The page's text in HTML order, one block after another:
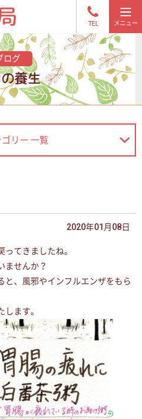
TEL
ログ
養生
リー 一覧
2020年01月08日
てきましたね。
ませんか？
と、風邪やインフルエンザをもら
ます。